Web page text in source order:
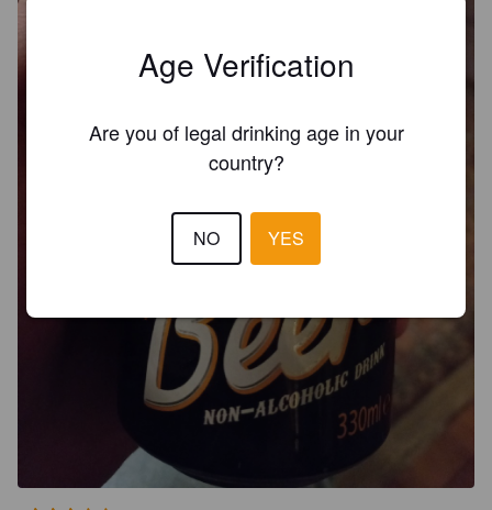
Age Verification
Are you of legal drinking age in your
country?
NO YES